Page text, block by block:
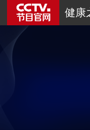
健康